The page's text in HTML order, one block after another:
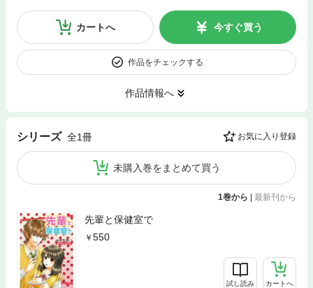
カートへ 今すぐ買う
作品をチェックする
作品情報へ
シリーズ 全1冊 お気に入り登録
未購入巻をまとめて買う
1巻から | 最新刊から
先輩と保健室で
550
試し読み カートへ